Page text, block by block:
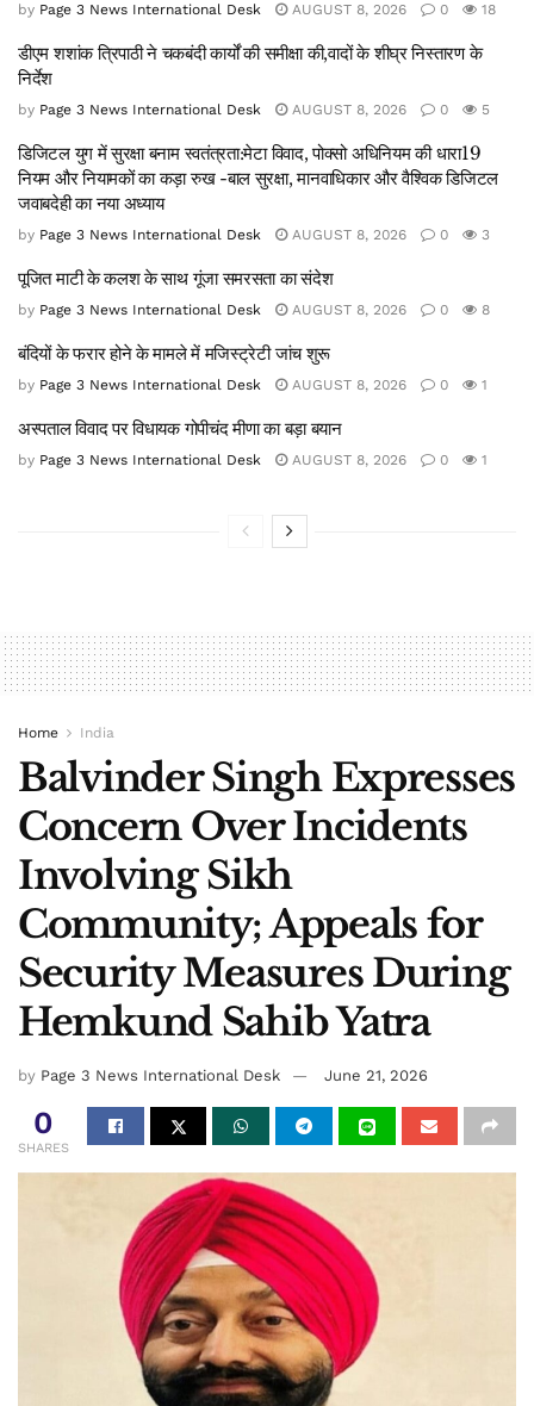
by Page 3 News International Desk AUGUST 8, 2026 0 18
डीएम शशांक त्रिपाठी ने चकबंदी कार्यों की समीक्षा की,वादों के शीघ्र निस्तारण के
निर्देश
by Page 3 News International Desk AUGUST 8, 2026 0 5
डिजिटल युग में सुरक्षा बनाम स्वतंत्रता:मेटा विवाद, पोक्सो अधिनियम की धारा19
नियम और नियामकों का कड़ा रुख -बाल सुरक्षा, मानवाधिकार और वैश्विक डिजिटल
जवाबदेही का नया अध्याय
by Page 3 News International Desk AUGUST 8, 2026 0 3
पूजित माटी के कलश के साथ गूंजा समरसता का संदेश
by Page 3 News International Desk AUGUST 8, 2026 0 8
बंदियों के फरार होने के मामले में मजिस्ट्रेटी जांच शुरू
by Page 3 News International Desk AUGUST 8, 2026 0 1
अस्पताल विवाद पर विधायक गोपीचंद मीणा का बड़ा बयान
by Page 3 News International Desk AUGUST 8, 2026 0 1
Home India
Balvinder Singh Expresses
Concern Over Incidents
Involving Sikh
Community; Appeals for
Security Measures During
Hemkund Sahib Yatra
by Page 3 News International Desk June 21, 2026
0
SHARES